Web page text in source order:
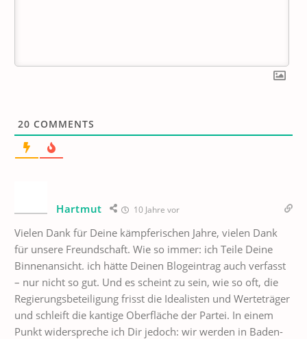
20 COMMENTS
Hartmut 10 Jahre vor
Vielen Dank für Deine kämpferischen Jahre, vielen Dank
für unsere Freundschaft. Wie so immer: ich Teile Deine
Binnenansicht. ich hätte Deinen Blogeintrag auch verfasst
– nur nicht so gut. Und es scheint zu sein, wie so oft, die
Regierungsbeteiligung frisst die Idealisten und Werteträger
und schleift die kantige Oberfläche der Partei. In einem
Punkt widerspreche ich Dir jedoch: wir werden in Baden-